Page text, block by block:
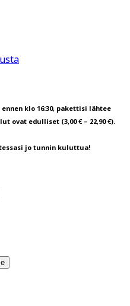
klo 16:30, pakettisi lähtee
ovat edulliset (3,00 € – 22,90 €).
jo tunnin kuluttua!